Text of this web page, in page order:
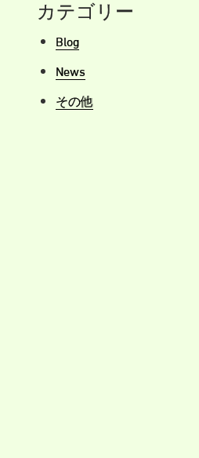
カテゴリー
Blog
News
その他